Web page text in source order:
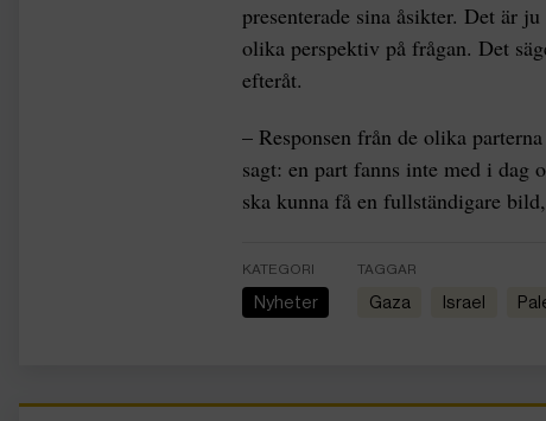
presenterade sina åsikter. Det är
olika perspektiv på frågan. Det
efteråt.
– Responsen från de olika
sagt: en part fanns inte med i
ska kunna få en fullständigare
KATEGORI
Nyheter
TAGGAR
Gaza Israel